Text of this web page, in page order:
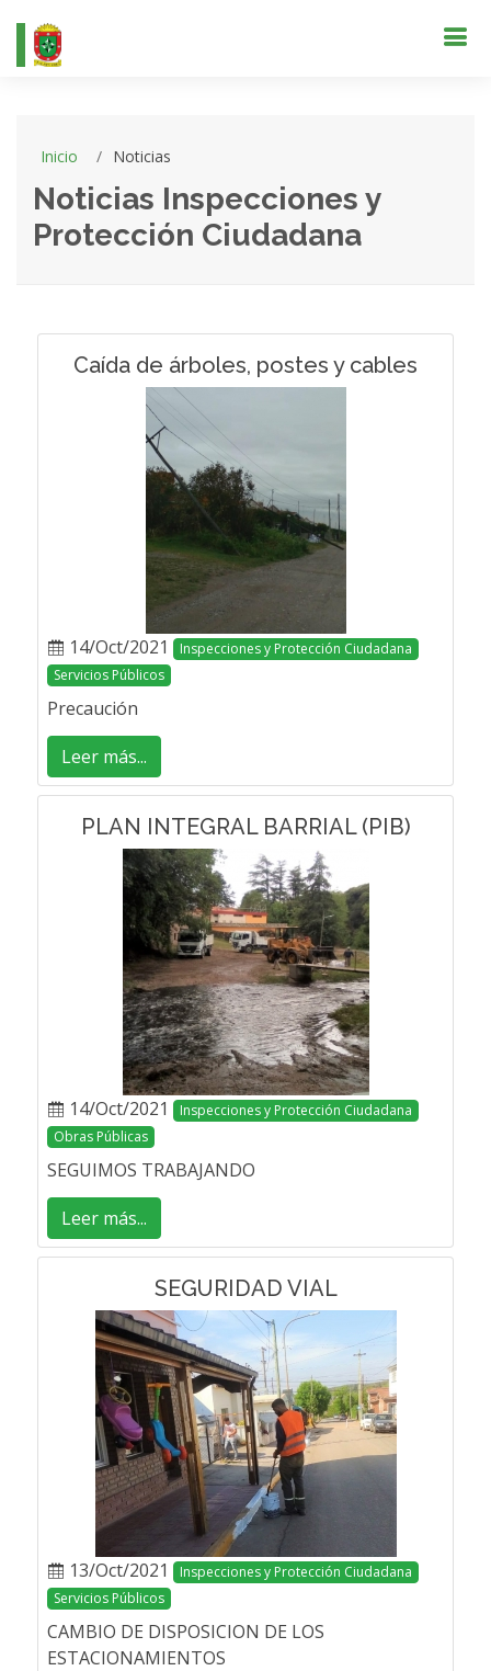
Inicio Noticias
Noticias Inspecciones y
Protección Ciudadana
Caída de árboles, postes y cables
14/Oct/2021
Inspecciones y Protección Ciudadana
Servicios Públicos
Precaución
Leer más...
PLAN INTEGRAL BARRIAL (PIB)
14/Oct/2021
Inspecciones y Protección Ciudadana
Obras Públicas
SEGUIMOS TRABAJANDO
Leer más...
SEGURIDAD VIAL
13/Oct/2021
Inspecciones y Protección Ciudadana
Servicios Públicos
CAMBIO DE DISPOSICION DE LOS
ESTACIONAMIENTOS